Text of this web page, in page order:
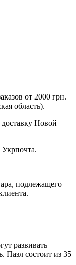
от 2000 грн.
область).
Новой
подлежащего
развивать
Пазл состоит из 35